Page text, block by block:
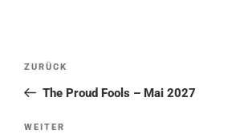
ZURÜCK
The Proud Fools – Mai 2027
WEITER